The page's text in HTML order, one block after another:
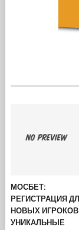
МОСБЕТ:
РЕГИСТРАЦИЯ
НОВЫХ ИГРОКОВ
УНИКАЛЬНЫЕ